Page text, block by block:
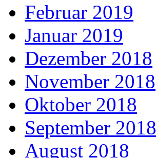
Februar 2019
Januar 2019
Dezember 2018
November 2018
Oktober 2018
September 2018
August 2018